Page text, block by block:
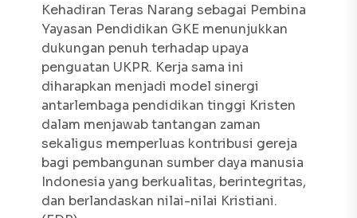
Kehadiran Teras Narang sebagai Pembina
Yayasan Pendidikan GKE menunjukkan
dukungan penuh terhadap upaya
penguatan UKPR. Kerja sama ini
diharapkan menjadi model sinergi
antarlembaga pendidikan tinggi Kristen
dalam menjawab tantangan zaman
sekaligus memperluas kontribusi gereja
bagi pembangunan sumber daya manusia
Indonesia yang berkualitas, berintegritas,
dan berlandaskan nilai-nilai Kristiani.